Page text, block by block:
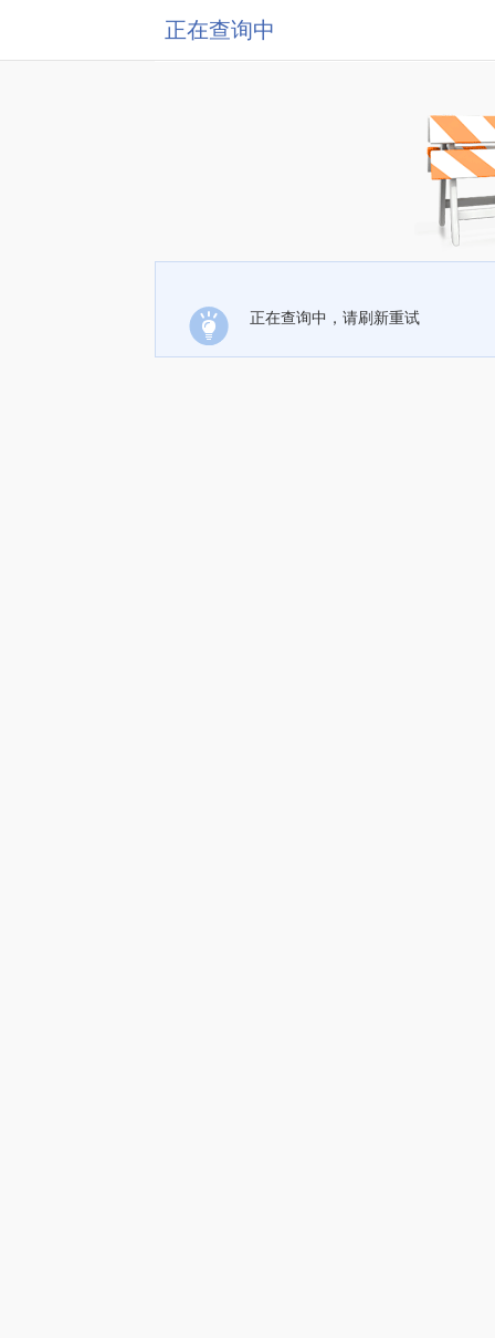
正在查询中
正在查询中，请刷新重试